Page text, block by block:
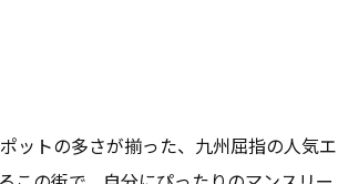
ットの多さが揃った、九州屈指の人気エ